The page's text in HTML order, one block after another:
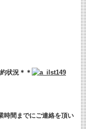
状況＊＊
時間までにご連絡を頂い